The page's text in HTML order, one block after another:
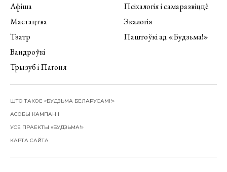
Афіша
Мастацтва
Тэатр
Вандроўкі
Трызуб і Пагоня
Псіхалогія і самаразвіццё
Экалогія
Паштоўкі ад «Будзьма!»
ШТО ТАКОЕ «БУДЗЬМА БЕЛАРУСАМІ!»
АСОБЫ КАМПАНІІ
УСЕ ПРАЕКТЫ «БУДЗЬМА!»
КАРТА САЙТА